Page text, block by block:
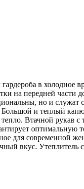
в
на передней части
но и
Большой и теплый
Втачной рукав
оптимальную
для современной
вкус. Утеплитель